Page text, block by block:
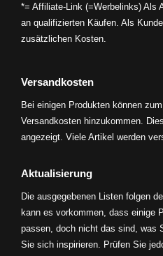
*= Affiliate-Link (=Werbelinks) Als
an qualifizierten Käufen. Als
zusätzlichen Kosten.
Versandkosten
Bei einigen Produkten können
Versandkosten hinzukommen.
angezeigt. Viele Artikel werden
Aktualisierung
Die ausgegebenen Listen folgen
kann es vorkommen, dass einige
passen, doch nicht das sind, was
Sie sich inspirieren. Prüfen Sie